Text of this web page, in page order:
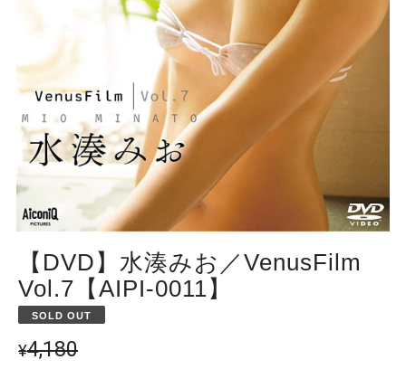
【DVD】水湊みお／VenusFilm
Vol.7【AIPI-0011】
SOLD OUT
¥4,180